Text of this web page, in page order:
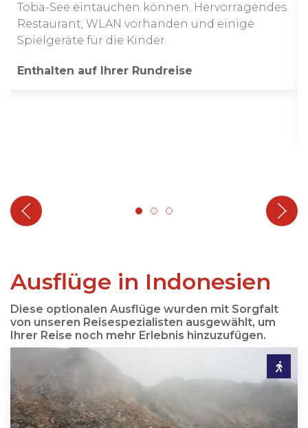
Toba-See eintauchen können. Hervorragendes
Restaurant, WLAN vorhanden und einige
Spielgeräte für die Kinder.
Enthalten auf Ihrer Rundreise
Ausflüge in Indonesien
Diese optionalen Ausflüge wurden mit Sorgfalt
von unseren Reisespezialisten ausgewählt, um
Ihrer Reise noch mehr Erlebnis hinzuzufügen.